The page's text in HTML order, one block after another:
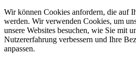
Wir können Cookies anfordern, die auf
werden. Wir verwenden Cookies, um
unsere Websites besuchen, wie Sie mit
Nutzererfahrung verbessern und Ihre
anpassen.